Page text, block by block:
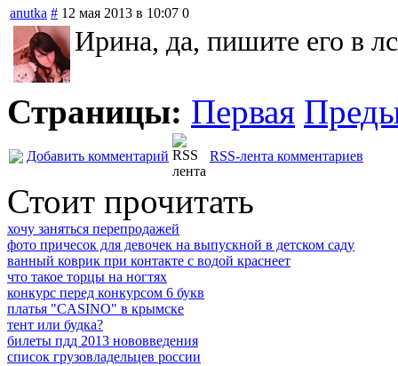
anutka # 12 мая 2013 в 10:07 0
Ирина, да, пишите его в
Страницы: Первая
Добавить комментарий RSS-лента комментариев
Стоит прочитать
хочу заняться перепродажей
фото причесок для девочек на выпускной в детском саду
ванный коврик при контакте с водой краснеет
что такое торцы на ногтях
конкурс перед конкурсом 6 букв
платья "CASINO" в крымске
тент или будка?
билеты пдд 2013 нововведения
список грузовладельцев россии